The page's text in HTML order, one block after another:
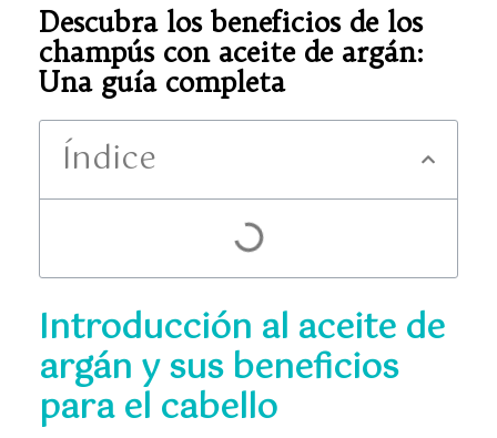
Descubra los beneficios de los
champús con aceite de argán:
Una guía completa
Índice
Introducción al aceite de
argán y sus beneficios
para el cabello